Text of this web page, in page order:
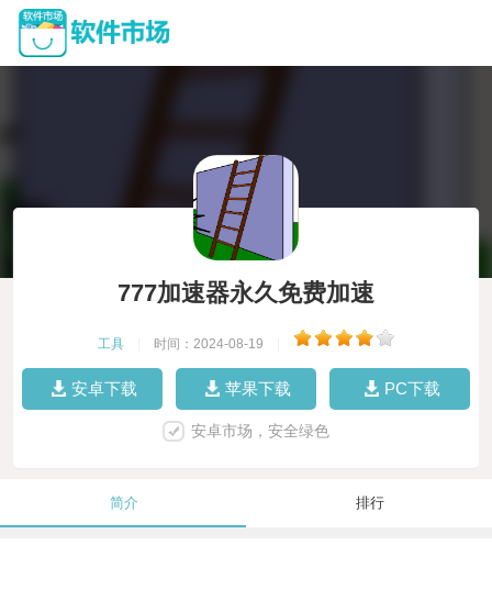
777加速器永久免费加速
工具 时间：2024-08-19
安卓下载 苹果下载 PC下载
安卓市场，安全绿色
简介 排行